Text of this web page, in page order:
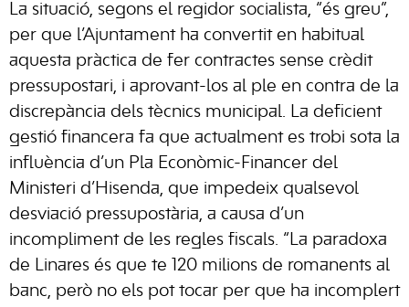
La situació, segons el regidor socialista, “és greu”,
per que l’Ajuntament ha convertit en habitual
aquesta pràctica de fer contractes sense crèdit
pressupostari, i aprovant-los al ple en contra de la
discrepància dels tècnics municipal. La deficient
gestió financera fa que actualment es trobi sota la
influència d’un Pla Econòmic-Financer del
Ministeri d’Hisenda, que impedeix qualsevol
desviació pressupostària, a causa d’un
incompliment de les regles fiscals. “La paradoxa
de Linares és que te 120 milions de romanents al
banc, però no els pot tocar per que ha incomplert